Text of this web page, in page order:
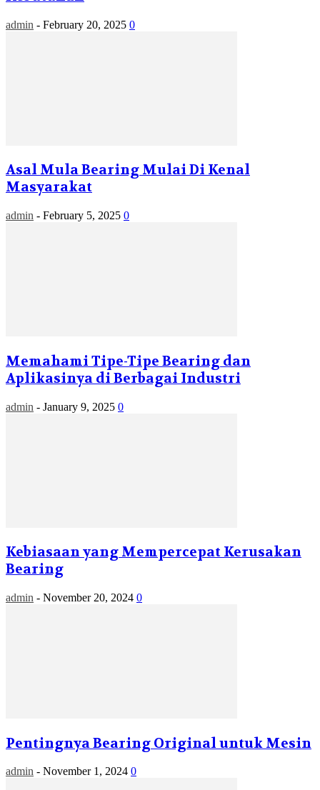
admin - February 20, 2025 0
Asal Mula Bearing Mulai Di Kenal
Masyarakat
admin - February 5, 2025 0
Memahami Tipe-Tipe Bearing dan
Aplikasinya di Berbagai Industri
admin - January 9, 2025 0
Kebiasaan yang Mempercepat Kerusakan
Bearing
admin - November 20, 2024 0
Pentingnya Bearing Original untuk Mesin
admin - November 1, 2024 0